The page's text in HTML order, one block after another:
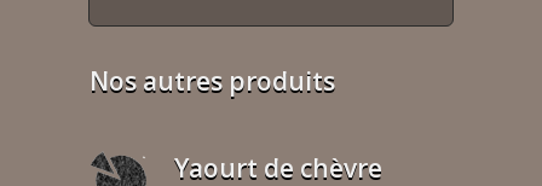
Nos autres produits
Yaourt de chèvre